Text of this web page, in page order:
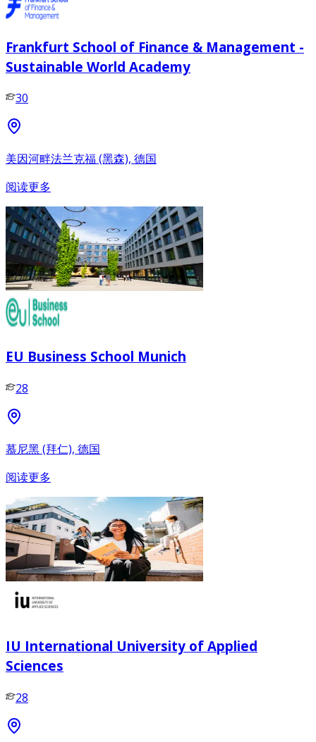
Frankfurt School of Finance & Management -
Sustainable World Academy
30
美因河畔法兰克福 (黑森), 德国
阅读更多
EU Business School Munich
28
慕尼黑 (拜仁), 德国
阅读更多
IU International University of Applied
Sciences
28